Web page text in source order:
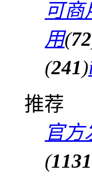
可商
用(72
(241)
推荐
官方
(